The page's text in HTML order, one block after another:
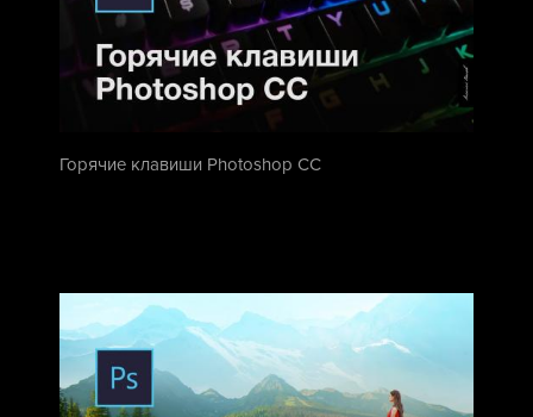
Горячие клавиши Photoshop CC